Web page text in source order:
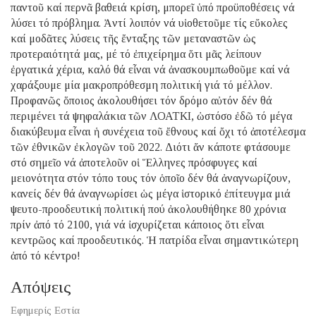
παντοῦ καί περνᾶ βαθειά κρίση, μπορεῖ ὑπό προϋποθέσεις νά
λύσει τό πρόβλημα. Ἀντί λοιπόν νά υἱοθετοῦμε τίς εὔκολες
καί μοδᾶτες λύσεις τῆς ἔνταξης τῶν μεταναστῶν ὡς
προτεραιότητά μας, μέ τό ἐπιχείρημα ὅτι μᾶς λείπουν
ἐργατικά χέρια, καλό θά εἶναι νά ἀνασκουμπωθοῦμε καί νά
χαράξουμε μία μακροπρόθεσμη πολιτική γιά τό μέλλον.
Προφανῶς ὅποιος ἀκολουθήσει τόν δρόμο αὐτόν δέν θά
περιμένει τά ψηφαλάκια τῶν ΛΟΑΤΚΙ, ὡστόσο ἐδῶ τό μέγα
διακύβευμα εἶναι ἡ συνέχεια τοῦ ἔθνους καί ὄχι τό ἀποτέλεσμα
τῶν ἐθνικῶν ἐκλογῶν τοῦ 2022. Διότι ἄν κάποτε φτάσουμε
στό σημεῖο νά ἀποτελοῦν οἱ Ἕλληνες πρόσφυγες καί
μειονότητα στόν τόπο τους τόν ὁποῖο δέν θά ἀναγνωρίζουν,
κανείς δέν θά ἀναγνωρίσει ὡς μέγα ἱστορικό ἐπίτευγμα μιά
ψευτο-προοδευτική πολιτική πού ἀκολουθήθηκε 80 χρόνια
πρίν ἀπό τό 2100, γιά νά ἰσχυρίζεται κάποιος ὅτι εἶναι
κεντρῶος καί προοδευτικός. Ἡ πατρίδα εἶναι σημαντικώτερη
ἀπό τό κέντρο!
Απόψεις
Εφημερίς Εστία